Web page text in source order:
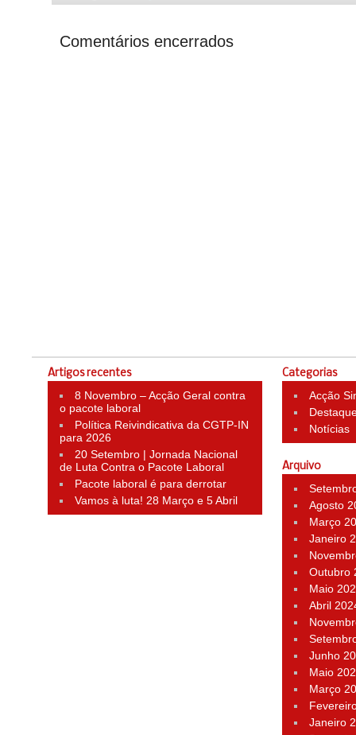
Comentários encerrados
Artigos recentes
8 Novembro – Acção Geral contra
o pacote laboral
Política Reivindicativa da CGTP-IN
para 2026
20 Setembro | Jornada Nacional
de Luta Contra o Pacote Laboral
Pacote laboral é para derrotar
Vamos à luta! 28 Março e 5 Abril
Categorias
Acção
Notícias
Arquivo
Agosto
Março
Janeiro
Outubro
Maio
Abril
Junho
Maio
Março
Janeiro